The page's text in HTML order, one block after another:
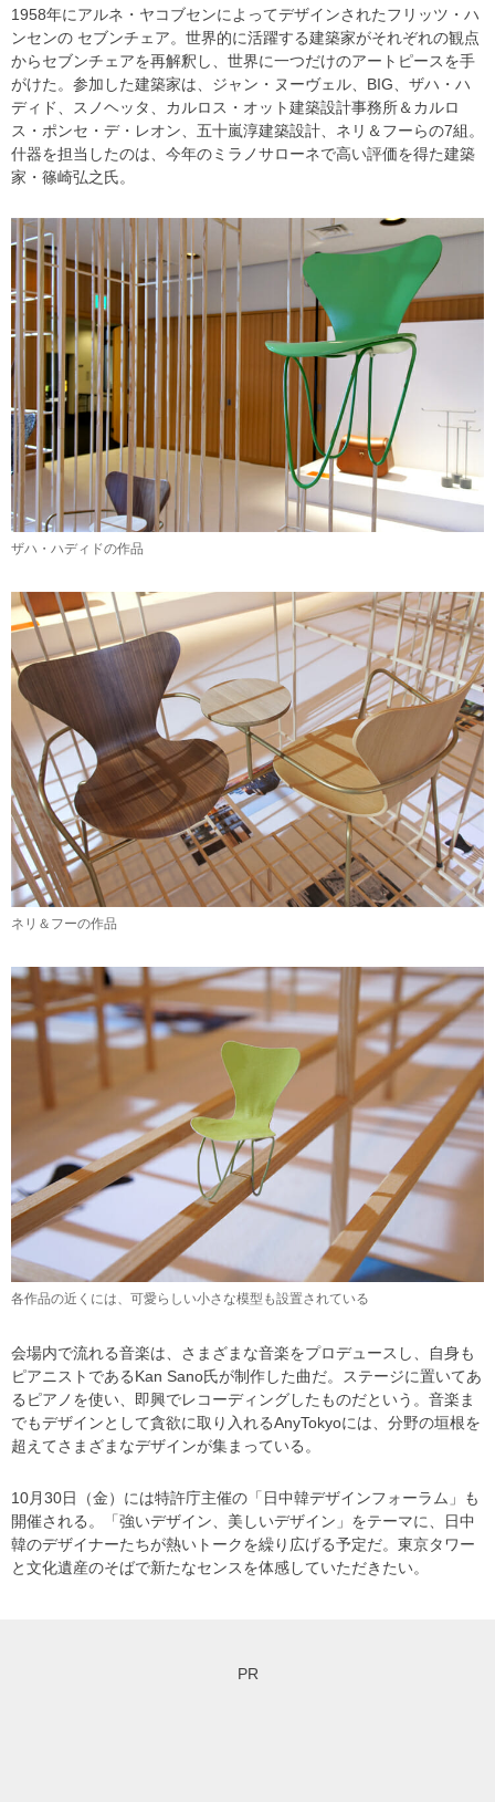
1958年にアルネ・ヤコブセンによってデザインされたフリッツ・ハ
ンセンの セブンチェア。世界的に活躍する建築家がそれぞれの観点
からセブンチェアを再解釈し、世界に一つだけのアートピースを手
がけた。参加した建築家は、ジャン・ヌーヴェル、BIG、ザハ・ハ
ディド、スノヘッタ、カルロス・オット建築設計事務所＆カルロ
ス・ポンセ・デ・レオン、五十嵐淳建築設計、ネリ＆フーらの7組。
什器を担当したのは、今年のミラノサローネで高い評価を得た建築
家・篠崎弘之氏。
ザハ・ハディドの作品
ネリ＆フーの作品
各作品の近くには、可愛らしい小さな模型も設置されている
会場内で流れる音楽は、さまざまな音楽をプロデュースし、自身も
ピアニストであるKan Sano氏が制作した曲だ。ステージに置いてあ
るピアノを使い、即興でレコーディングしたものだという。音楽ま
でもデザインとして貪欲に取り入れるAnyTokyoには、分野の垣根を
超えてさまざまなデザインが集まっている。
10月30日（金）には特許庁主催の「日中韓デザインフォーラム」も
開催される。「強いデザイン、美しいデザイン」をテーマに、日中
韓のデザイナーたちが熱いトークを繰り広げる予定だ。東京タワー
と文化遺産のそばで新たなセンスを体感していただきたい。
PR